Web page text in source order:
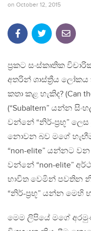
on October 12, 2015
ප්‍රකට සංස්කෘතික
අතරින් ශාස්ත්‍රීය
කතා කළ හැකිද? (Can
(“Subaltern” යන්න
වන්නේ “නිර්-ප්‍රභූ”
නොවන බව මගේ
“non-elite” යන්නට
වන්නේ “non-elite”
භාවිත වෙමින් පවතින
“නිර්-ප්‍රභූ” යන්න මෙහි
මෙම ලිපියේ මගේ